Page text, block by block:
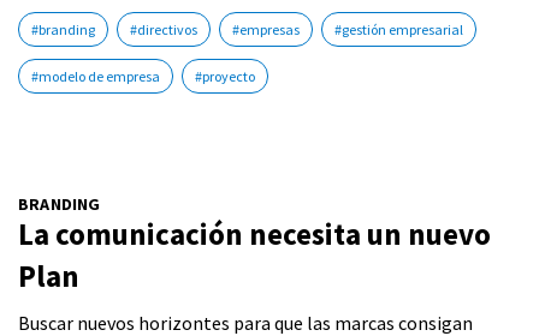
#branding #directivos #empresas #gestión empresarial
#modelo de empresa #proyecto
BRANDING
La comunicación necesita un nuevo
Plan
Buscar nuevos horizontes para que las marcas consigan